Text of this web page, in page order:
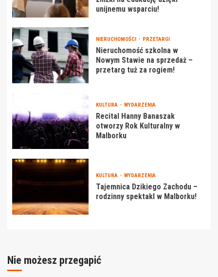
unijnemu wsparciu!
NIERUCHOMOŚCI PRZETARGI
Nieruchomość szkolna w
Nowym Stawie na sprzedaż –
przetarg tuż za rogiem!
KULTURA WYDARZENIA
Recital Hanny Banaszak
otworzy Rok Kulturalny w
Malborku
KULTURA WYDARZENIA
Tajemnica Dzikiego Zachodu –
rodzinny spektakl w Malborku!
Nie możesz przegapić